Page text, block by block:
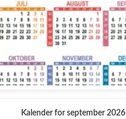
Kalender for september 2026